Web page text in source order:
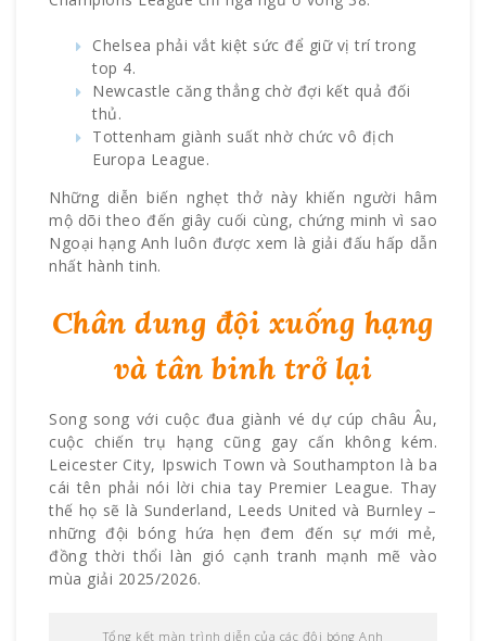
Chelsea phải vắt kiệt sức để giữ vị trí trong
top 4.
Newcastle căng thẳng chờ đợi kết quả đối
thủ.
Tottenham giành suất nhờ chức vô địch
Europa League.
Những diễn biến nghẹt thở này khiến người hâm
mộ dõi theo đến giây cuối cùng, chứng minh vì sao
Ngoại hạng Anh luôn được xem là giải đấu hấp dẫn
nhất hành tinh.
Chân dung đội xuống hạng
và tân binh trở lại
Song song với cuộc đua giành vé dự cúp châu Âu,
cuộc chiến trụ hạng cũng gay cấn không kém.
Leicester City, Ipswich Town và Southampton là ba
cái tên phải nói lời chia tay Premier League. Thay
thế họ sẽ là Sunderland, Leeds United và Burnley –
những đội bóng hứa hẹn đem đến sự mới mẻ,
đồng thời thổi làn gió cạnh tranh mạnh mẽ vào
mùa giải 2025/2026.
Tổng kết màn trình diễn của các đội bóng Anh